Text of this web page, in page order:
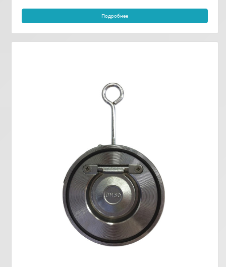
Подробнее